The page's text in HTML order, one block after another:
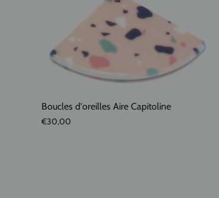
Boucles d'oreilles Aire Capitoline
€30,00